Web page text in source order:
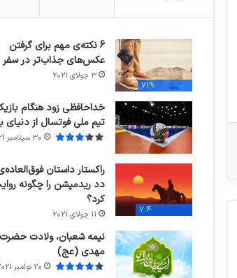
71%
6 نکته‌ی مهم برای گرفتن
عکس‌های جذاب‌تر در سفر
3 جولای 2021
خداحافظی زود هنگام
تیم ملی فوتسال از دنیای
30 سپتامبر 2021
7.4
راکستار داستان
دد ریدمپشن را چگونه
کرد؟
11 جولای 2021
نیمه شعبان، ولادت حضرت
مهدی (عج)
20 نوامبر 2021